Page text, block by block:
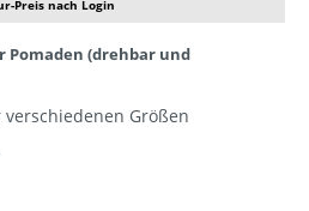
Preis nach Login
Pomaden (drehbar und
Größen